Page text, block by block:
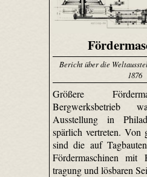
Bericht über die
1876
Größere
Ausstellung in
spärlich vertreten. Von
sind die auf
Fördermaschinen mit
tragung und lösbaren